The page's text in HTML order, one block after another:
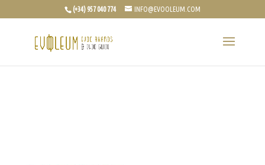
(+34) 957 040 774 INFO@EVOOLEUM.COM